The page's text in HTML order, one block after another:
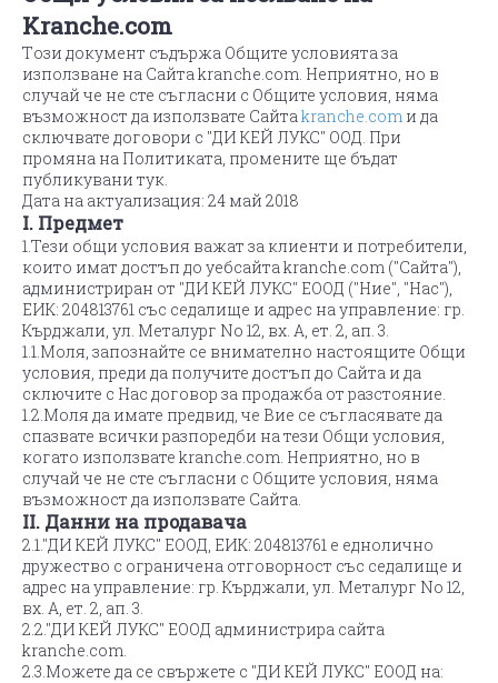
Kranche.com
Tози документ съдържа Общите условията за
използване на Сайта kranche.com. Неприятно, но в
случай че не сте съгласни с Общите условия, няма
възможност да използвате Сайтаkranche.com и да
сключвате договори с "ДИ КЕЙ ЛУКС" ООД. При
промяна на Политиката, промените ще бъдат
публикувани тук.
Дата на актуализация: 24 май 2018
I. Предмет
1.Тези общи условия важат за клиенти и потребители,
които имат достъп до уебсайта kranche.com ("Сайта"),
администриран от "ДИ КЕЙ ЛУКС" ЕООД ("Ние", "Нас"),
ЕИК: 204813761 със седалище и адрес на управление: гр.
Кърджали, ул. Металург No 12, вх. А, ет. 2, ап. 3.
1.1.Моля, запознайте се внимателно настоящите Общи
условия, преди да получите достъп до Сайта и да
сключите с Нас договор за продажба от разстояние.
1.2.Моля да имате предвид, че Вие се съгласявате да
спазвате всички разпоредби на тези Общи условия,
когато използвате kranche.com. Неприятно, но в
случай че не сте съгласни с Общите условия, няма
възможност да използвате Сайта.
II. Данни на продавача
2.1."ДИ КЕЙ ЛУКС" ЕООД, ЕИК: 204813761 е еднолично
дружество с ограничена отговорност със седалище и
адрес на управление: гр. Кърджали, ул. Металург No 12,
вх. А, ет. 2, ап. 3.
2.2."ДИ КЕЙ ЛУКС" ЕООД администрира сайта
kranche.com.
2.3.Можете да се свържете с "ДИ КЕЙ ЛУКС" ЕООД на: